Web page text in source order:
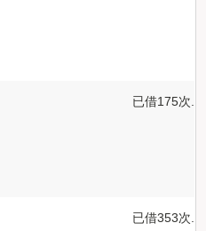
已借175次.
已借353次.